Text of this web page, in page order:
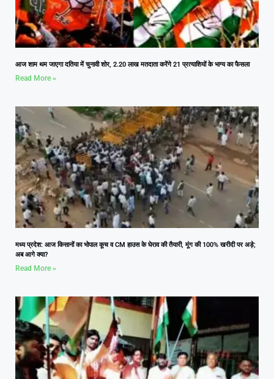
आज शाम थम जाएगा दतिया में चुनावी शोर, 2.20 लाख मतदाता करेंगे 21 प्रत्याशियों के भाग्य का फैसला
Read More »
मध्य प्रदेश: आज किसानों का भोपाल कूच व CM हाउस के घेराव की तैयारी, मूंग की 100% खरीदी पर अड़े;
अब आगे क्या?
Read More »